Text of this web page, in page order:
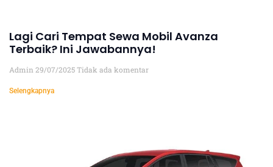
Lagi Cari Tempat Sewa Mobil Avanza
Terbaik? Ini Jawabannya!
Admin 29/07/2025Tidak ada komentar
Selengkapnya